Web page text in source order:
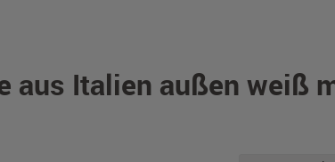
aus Italien außen weiß